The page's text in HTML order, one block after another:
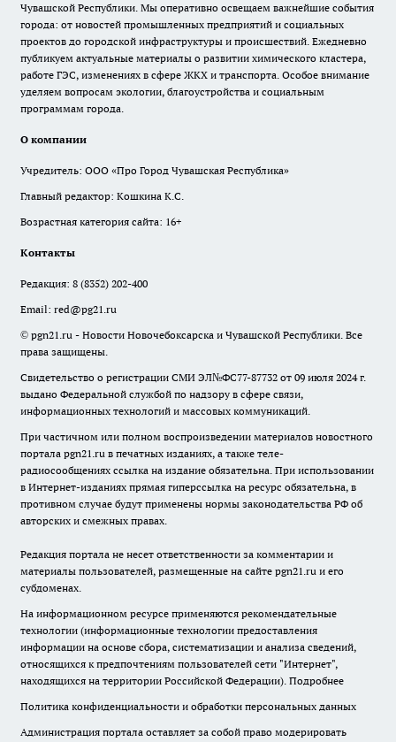
Чувашской Республики. Мы оперативно освещаем важнейшие события
города: от новостей промышленных предприятий и социальных
проектов до городской инфраструктуры и происшествий. Ежедневно
публикуем актуальные материалы о развитии химического кластера,
работе ГЭС, изменениях в сфере ЖКХ и транспорта. Особое внимание
уделяем вопросам экологии, благоустройства и социальным
программам города.
О компании
Учредитель: ООО «Про Город Чувашская Республика»
Главный редактор: Кошкина К.С.
Возрастная категория сайта: 16+
Контакты
Редакция: 8 (8352) 202-400
Email: red@pg21.ru
© pgn21.ru - Новости Новочебоксарска и Чувашской Республики. Все
права защищены.
Свидетельство о регистрации СМИ ЭЛ№ФС77-87732 от 09 июля 2024 г.
выдано Федеральной службой по надзору в сфере связи,
информационных технологий и массовых коммуникаций.
При частичном или полном воспроизведении материалов новостного
портала pgn21.ru в печатных изданиях, а также теле-
радиосообщениях ссылка на издание обязательна. При использовании
в Интернет-изданиях прямая гиперссылка на ресурс обязательна, в
противном случае будут применены нормы законодательства РФ об
авторских и смежных правах.
Редакция портала не несет ответственности за комментарии и
материалы пользователей, размещенные на сайте pgn21.ru и его
субдоменах.
На информационном ресурсе применяются рекомендательные
технологии (информационные технологии предоставления
информации на основе сбора, систематизации и анализа сведений,
относящихся к предпочтениям пользователей сети "Интернет",
находящихся на территории Российской Федерации). Подробнее
Политика конфиденциальности и обработки персональных данных
Администрация портала оставляет за собой право модерировать